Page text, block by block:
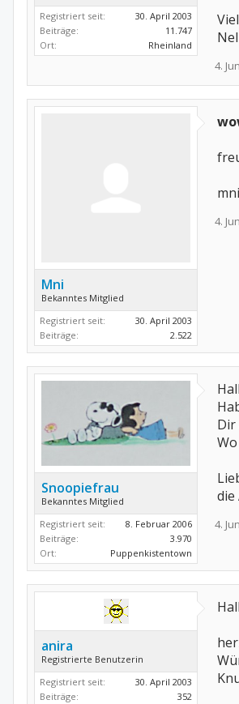
Registriert seit:
30. April 2003
Beiträge:
11.747
Ort:
Rheinland
4.
Mni
Bekanntes Mitglied
Registriert seit:
30. April 2003
Beiträge:
2.522
4.
Snoopiefrau
Bekanntes Mitglied
Registriert seit:
8. Februar 2006
Beiträge:
3.970
Ort:
Puppenkistentown
Dir
die
4.
anira
Registrierte Benutzerin
Registriert seit:
30. April 2003
Beiträge:
352